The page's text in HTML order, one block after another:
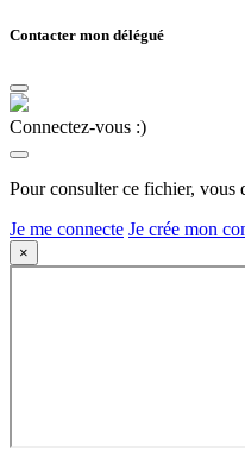
Contacter mon délégué
Connectez-vous :)
Pour consulter ce fichier, vous
Je me connecte Je crée mon
×